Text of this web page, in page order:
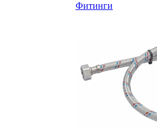
Фитинги